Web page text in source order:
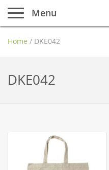
Menu
Home / DKE042
DKE042